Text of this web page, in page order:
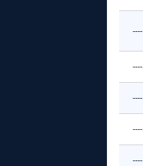
----
----
----
----
----